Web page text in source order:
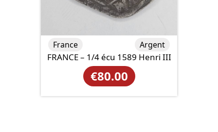
FRANCE – 1/4 écu 1589 Henri III
€80.00
France Argent